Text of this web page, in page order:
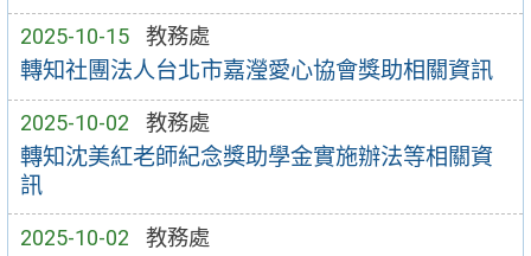
2025-10-15 教務處
轉知社團法人台北市嘉瀅愛心協會獎助相關資訊
2025-10-02 教務處
轉知沈美紅老師紀念獎助學金實施辦法等相關資
訊
2025-10-02 教務處